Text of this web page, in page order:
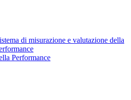
di misurazione e valutazione della
Performance